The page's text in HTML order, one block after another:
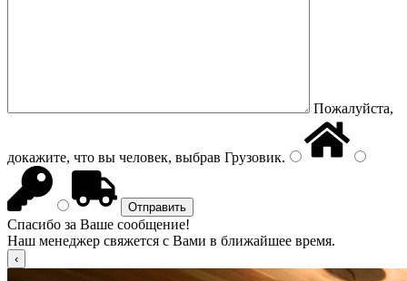
Пожалуйста,
докажите, что вы человек, выбрав Грузовик.
Спасибо за Ваше сообщение!
Наш менеджер свяжется с Вами в ближайшее время.